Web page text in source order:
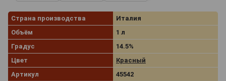
Страна производства
Италия
Объём
1 л
Градус
14.5%
Цвет
Красный
Артикул
45542